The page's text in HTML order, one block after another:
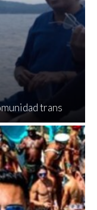
trans